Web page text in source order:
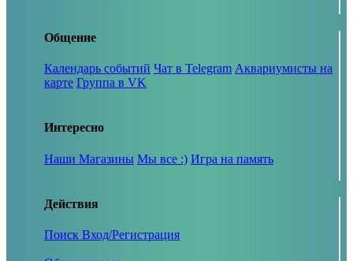
Общение
Календарь событий Чат в Telegram Аквариумисты на
карте Группа в VK
Интересно
Наши Магазины Мы все :) Игра на память
Действия
Поиск Вход/Регистрация